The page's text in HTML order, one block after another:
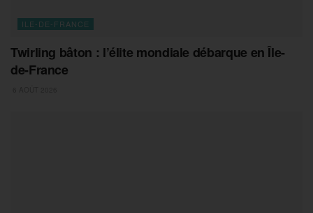
ILE-DE-FRANCE
Twirling bâton : l’élite mondiale débarque en Île-
de-France